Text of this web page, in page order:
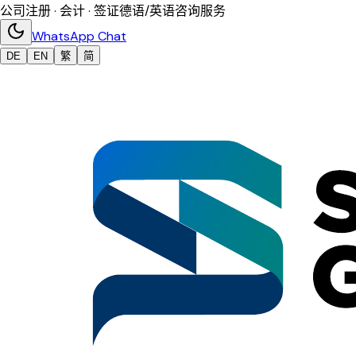
公司注册 · 会计 · 签证德语/英语咨询服务
WhatsApp Chat
DE EN 繁 简